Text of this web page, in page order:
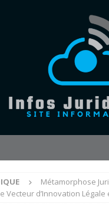
Métamorphose
Vecteur d’Innovation Légale